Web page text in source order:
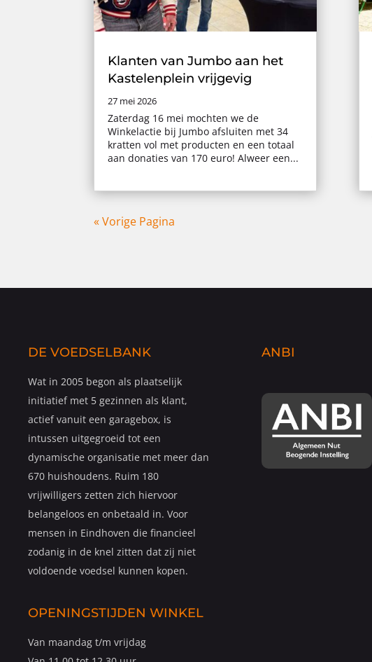
Klanten van Jumbo aan het
Kastelenplein vrijgevig
27 mei 2026
Zaterdag 16 mei mochten we de
Winkelactie bij Jumbo afsluiten met 34
kratten vol met producten en een totaal
aan donaties van 170 euro! Alweer een...
« Vorige Pagina
DE VOEDSELBANK
Wat in 2005 begon als plaatselijk
initiatief met 5 gezinnen als klant,
actief vanuit een garagebox, is
intussen uitgegroeid tot een
dynamische organisatie met meer dan
670 huishoudens. Ruim 180
vrijwilligers zetten zich hiervoor
belangeloos en onbetaald in. Voor
mensen in Eindhoven die financieel
zodanig in de knel zitten dat zij niet
voldoende voedsel kunnen kopen.
OPENINGSTIJDEN WINKEL
Van maandag t/m vrijdag
ANBI